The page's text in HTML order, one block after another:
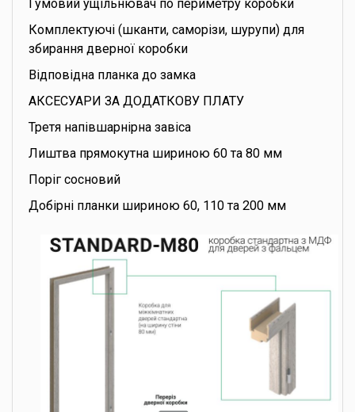
Гумовий ущільнювач по периметру коробки
Комплектуючі (шканти, саморізи, шурупи) для
збирання дверної коробки
Відповідна планка до замка
АКСЕСУАРИ ЗА ДОДАТКОВУ ПЛАТУ
Третя напівшарнірна завіса
Лиштва прямокутна шириною 60 та 80 мм
Поріг сосновий
Добірні планки шириною 60, 110 та 200 мм